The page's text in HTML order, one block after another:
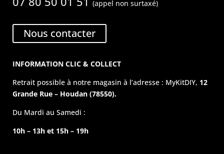
(appel non surtaxé)
Nous contacter
INFORMATION CLIC & COLLECT
Retrait possible à notre magasin à l’adresse : MyKitDIY, 12
Grande Rue – Houdan (78550).
Du Mardi au Samedi :
10h – 13h et 15h – 19h